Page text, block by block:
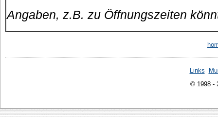
Angaben, z.B. zu Öffnungszeiten
Links
© 1998 -